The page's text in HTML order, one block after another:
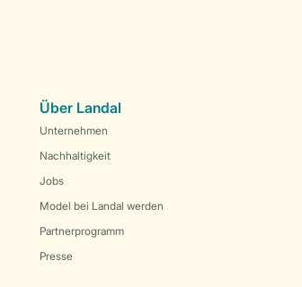
Über Landal
Unternehmen
Nachhaltigkeit
Jobs
Model bei Landal werden
Partnerprogramm
Presse